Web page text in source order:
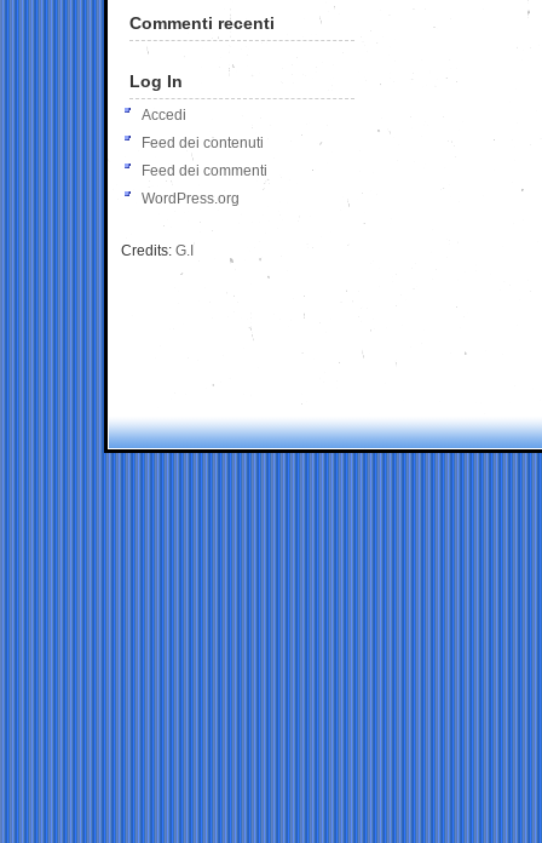
Commenti recenti
Log In
Accedi
Feed dei contenuti
Feed dei commenti
WordPress.org
Credits: G.I